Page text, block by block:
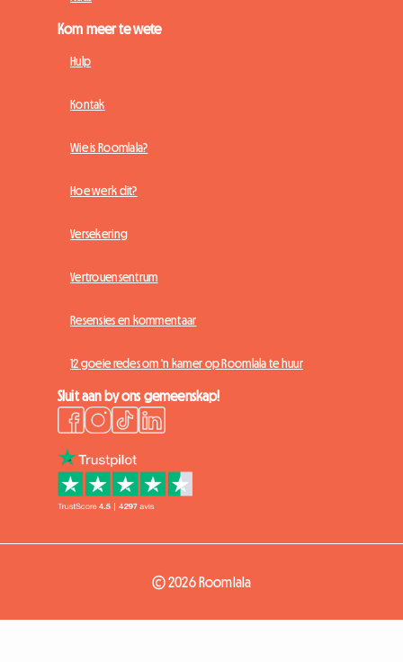
Kom meer te wete
Hulp
Kontak
Wie is Roomlala?
Hoe werk dit?
Versekering
Vertrouensentrum
Resensies en kommentaar
12 goeie redes om 'n kamer op Roomlala te huur
Sluit aan by ons gemeenskap!
© 2026 Roomlala